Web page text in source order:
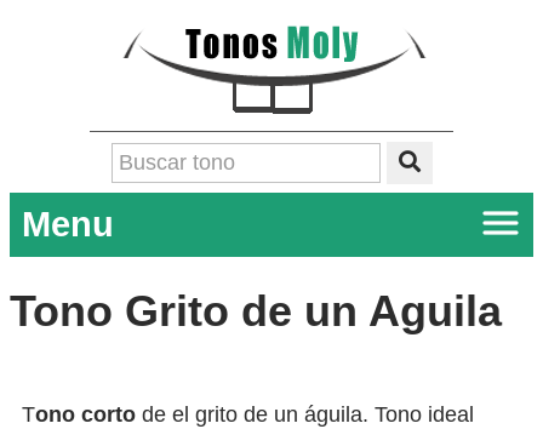
Menu
Tono Grito de un Aguila
Tono corto de el grito de un águila. Tono ideal